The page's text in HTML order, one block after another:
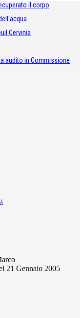
il corpo
Cervinia
audito in Commissione
21 Gennaio 2005